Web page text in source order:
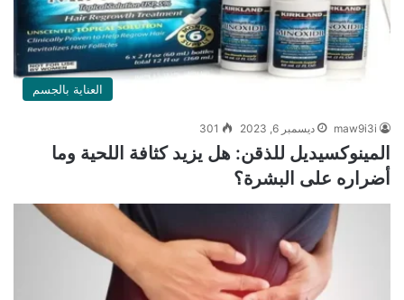
العناية بالجسم
maw9i3i ديسمبر 6, 2023 301
المينوكسيديل للذقن: هل يزيد كثافة اللحية وما
أضراره على البشرة؟